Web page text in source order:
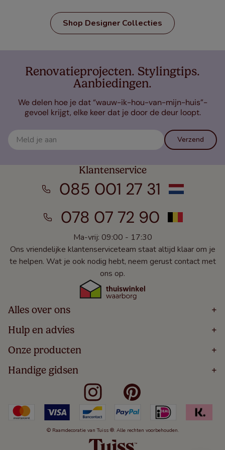
Shop Designer Collecties
Renovatieprojecten. Stylingtips.
Aanbiedingen.
We delen hoe je dat “wauw-ik-hou-van-mijn-huis”-
gevoel krijgt, elke keer dat je door de deur loopt.
Verzend
Klantenservice
085 001 27 31
078 07 72 90
Ma-vrij: 09:00 - 17:30
Ons vriendelijke klantenserviceteam staat altijd klaar om je
te helpen. Wat je ook nodig hebt, neem gerust contact met
ons op.
Alles over ons +
Home
Over
Bestellen
Winacties
Veelgestelde Vragen
Hulp en advies +
Volg Je Bestelling
Levering
5 Jaar Garantie
Algemene Voorwaarden
Kindveiligheid
Cookies
Herroepingsrecht
Onze producten +
Houten Jaloezieën
Rolgordijnen
Verticale Jaloezieën
Duo Rolgordijnen
Duo Plisségordijnen
Handige gidsen +
Meten Voor Raamdecoratie
Badkamer Raamdecoratie
Slaapkamer Raamdecoratie
Keuken Raamdecoratie
De Jaloezieën Gids
Jaloezieënwoordenboek
© Raamdecoratie van Tuiss ®. Alle rechten voorbehouden.